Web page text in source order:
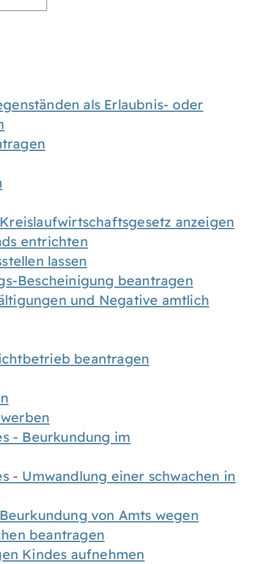
als Erlaubnis- oder
anzeigen
entrichten
lassen
Bescheinigung beantragen
und Negative amtlich
beantragen
- Beurkundung im
- Umwandlung einer schwachen in
von Amts wegen
beantragen
Kindes aufnehmen